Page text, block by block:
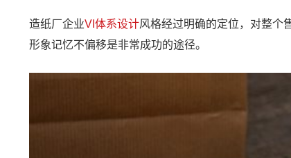
造纸厂企业VI体系设计风格经过明确的定位，对整个
形象记忆不偏移是非常成功的途径。